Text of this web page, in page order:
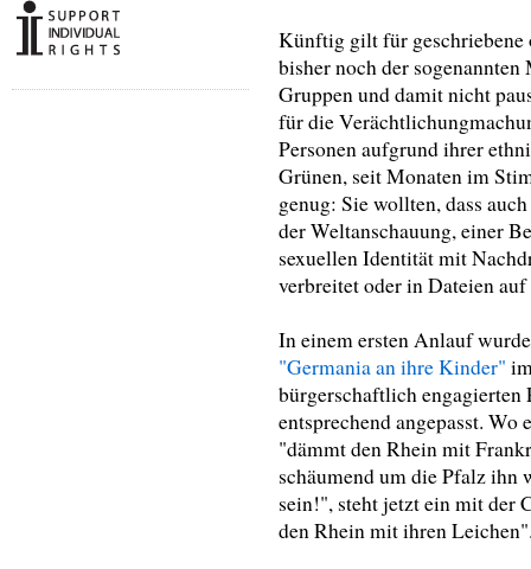
Künftig gilt für
bisher noch der
Gruppen und damit nicht
für die
Personen aufgrund ihrer
Grünen, seit Monaten im
genug: Sie wollten, dass
der Weltanschauung, einer
sexuellen Identität mit
verbreitet oder in Dateien
In einem ersten Anlauf
"Germania an ihre Kinder"
bürgerschaftlich
entsprechend angepasst.
"dämmt den Rhein mit
schäumend um die Pfalz ihn
sein!", steht jetzt ein mit der
den Rhein mit ihren